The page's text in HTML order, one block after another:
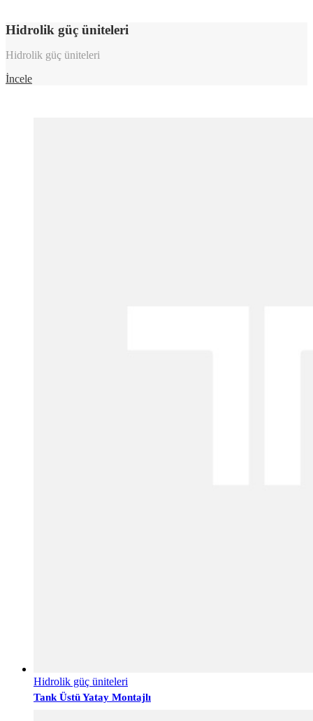
Hidrolik güç üniteleri
Hidrolik güç üniteleri
İncele
Hidrolik güç üniteleri
Tank Üstü Yatay Montajlı